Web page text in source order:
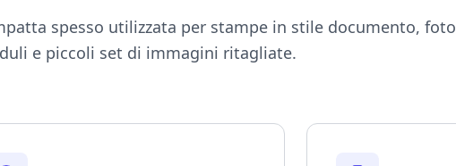
spesso utilizzata per stampe in stile documento, foto
e piccoli set di immagini ritagliate.